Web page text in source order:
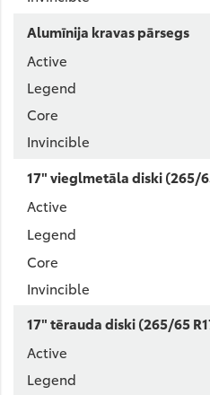
Alumīnija kravas pārsegs
17" vieglmetāla diski (265/
17" tērauda diski (265/65